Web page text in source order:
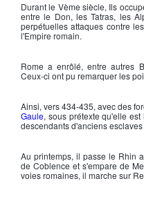
Durant le Vème siècle, Ils
entre le Don, les Tatras, les
perpétuelles attaques contre
l'Empire romain.
Rome a enrôlé, entre autres
Ceux-ci ont pu remarquer les
Ainsi, vers 434-435, avec des
Gaule, sous prétexte qu'elle
descendants d'anciens esclaves
Au printemps, il passe le Rhin
de Coblence et s'empare de
voies romaines, il marche sur